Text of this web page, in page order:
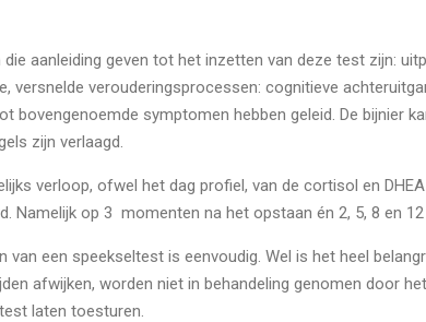
aanleiding geven tot het inzetten van deze test zijn:
versnelde verouderingsprocessen: cognitieve
bovengenoemde symptomen hebben geleid. De bijnier
zijn verlaagd.
verloop, ofwel het dag profiel, van de cortisol en
Namelijk op 3 momenten na het opstaan én 2, 5, 8 en
van een speekseltest is eenvoudig. Wel is het heel
afwijken, worden niet in behandeling genomen door
laten toesturen.